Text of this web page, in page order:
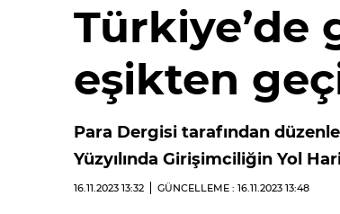
eşikten
Para Dergisi tarafından
Yüzyılında Girişimciliğin Yol
16.11.2023 13:32 GÜNCELLEME : 16.11.2023 13:48